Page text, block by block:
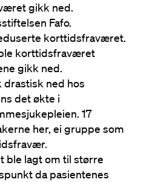
gikk ned.
Fafo.
korttidsfraværet.
korttidsfraværet
gikk ned.
ned hos
det økte i
17
her, ei gruppe som
ble lagt om til større
da pasientenes